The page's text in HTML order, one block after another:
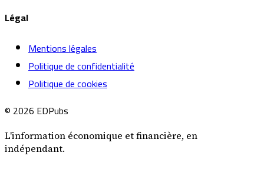
Légal
Mentions légales
Politique de confidentialité
Politique de cookies
© 2026 EDPubs
L'information économique et financière, en
indépendant.